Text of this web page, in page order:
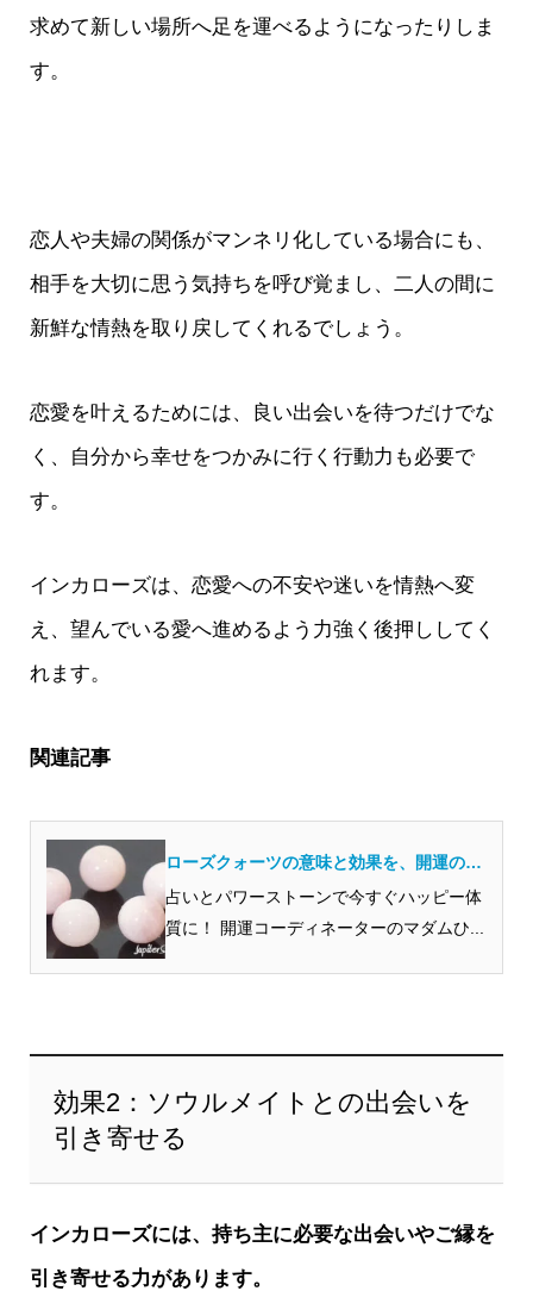
求めて新しい場所へ足を運べるようになったりしま
す。
恋人や夫婦の関係がマンネリ化している場合にも、
相手を大切に思う気持ちを呼び覚まし、二人の間に
新鮮な情熱を取り戻してくれるでしょう。
恋愛を叶えるためには、良い出会いを待つだけでな
く、自分から幸せをつかみに行く行動力も必要で
す。
インカローズは、恋愛への不安や迷いを情熱へ変
え、望んでいる愛へ進めるよう力強く後押ししてく
れます。
関連記事
ローズクォーツの意味と効果を、開運のプ
ロから見ると？
占いとパワーストーンで今すぐハッピー体
質に！ 開運コーディネーターのマダムひ...
効果2：ソウルメイトとの出会いを
引き寄せる
インカローズには、持ち主に必要な出会いやご縁を
引き寄せる力があります。